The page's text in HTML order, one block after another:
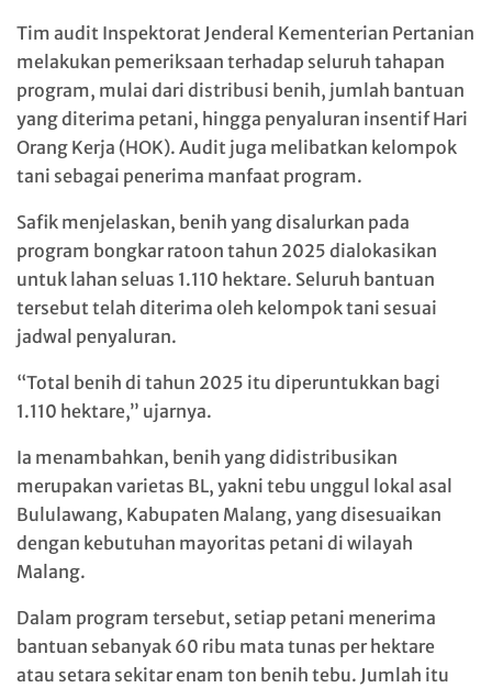
Tim audit Inspektorat Jenderal Kementerian Pertanian
melakukan pemeriksaan terhadap seluruh tahapan
program, mulai dari distribusi benih, jumlah bantuan
yang diterima petani, hingga penyaluran insentif Hari
Orang Kerja (HOK). Audit juga melibatkan kelompok
tani sebagai penerima manfaat program.
Safik menjelaskan, benih yang disalurkan pada
program bongkar ratoon tahun 2025 dialokasikan
untuk lahan seluas 1.110 hektare. Seluruh bantuan
tersebut telah diterima oleh kelompok tani sesuai
jadwal penyaluran.
“Total benih di tahun 2025 itu diperuntukkan bagi
1.110 hektare,” ujarnya.
Ia menambahkan, benih yang didistribusikan
merupakan varietas BL, yakni tebu unggul lokal asal
Bululawang, Kabupaten Malang, yang disesuaikan
dengan kebutuhan mayoritas petani di wilayah
Malang.
Dalam program tersebut, setiap petani menerima
bantuan sebanyak 60 ribu mata tunas per hektare
atau setara sekitar enam ton benih tebu. Jumlah itu